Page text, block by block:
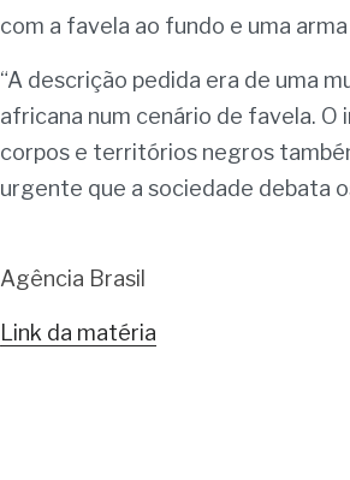
com a favela ao fundo e uma
“A descrição pedida era de uma
africana num cenário de favela. O
corpos e territórios negros
urgente que a sociedade debata
Agência Brasil
Link da matéria